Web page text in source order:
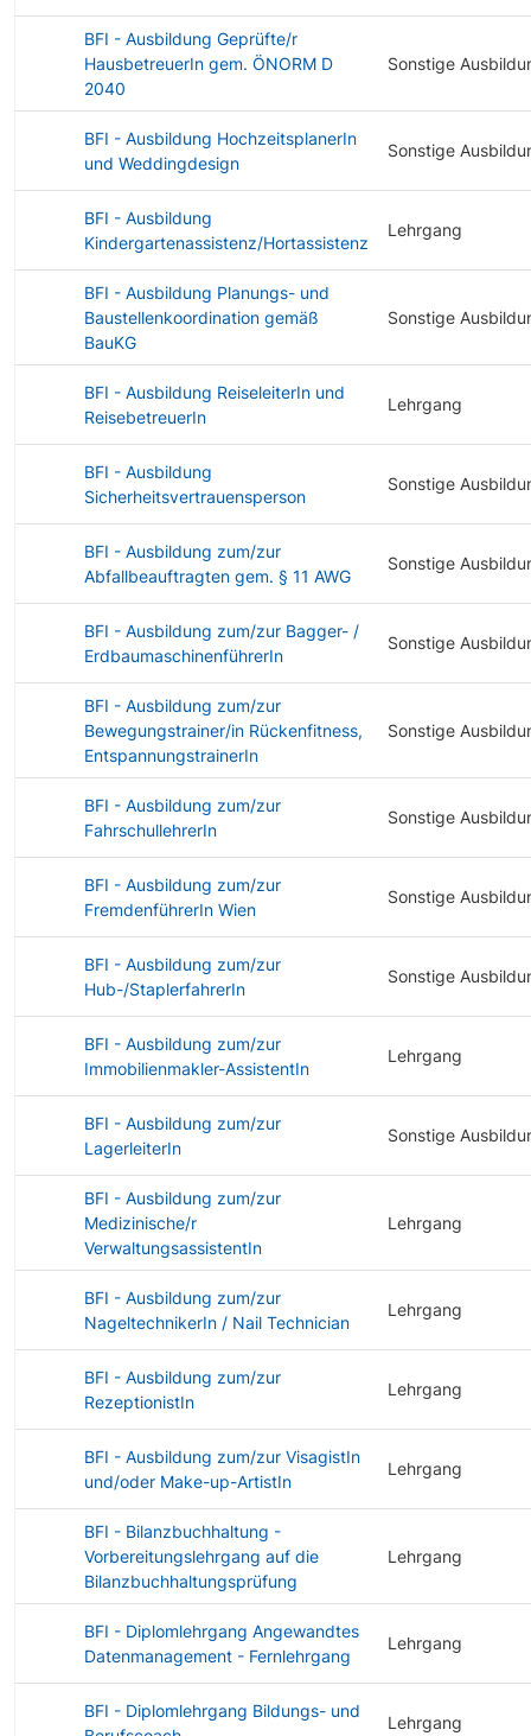
BFI - Ausbildung Geprüfte/r
HausbetreuerIn gem. ÖNORM D
2040
Sonstige
BFI - Ausbildung HochzeitsplanerIn
und Weddingdesign
Sonstige
BFI - Ausbildung
Kindergartenassistenz/Hortassistenz
Lehrgang
BFI - Ausbildung Planungs- und
Baustellenkoordination gemäß
BauKG
Sonstige
BFI - Ausbildung ReiseleiterIn und
ReisebetreuerIn
Lehrgang
BFI - Ausbildung
Sicherheitsvertrauensperson
Sonstige
BFI - Ausbildung zum/zur
Abfallbeauftragten gem. § 11 AWG
Sonstige
BFI - Ausbildung zum/zur Bagger- /
ErdbaumaschinenführerIn
Sonstige
BFI - Ausbildung zum/zur
Bewegungstrainer/in Rückenfitness,
EntspannungstrainerIn
Sonstige
BFI - Ausbildung zum/zur
FahrschullehrerIn
Sonstige
BFI - Ausbildung zum/zur
FremdenführerIn Wien
Sonstige
BFI - Ausbildung zum/zur
Hub-/StaplerfahrerIn
Sonstige
BFI - Ausbildung zum/zur
Immobilienmakler-AssistentIn
Lehrgang
BFI - Ausbildung zum/zur
LagerleiterIn
Sonstige
BFI - Ausbildung zum/zur
Medizinische/r
VerwaltungsassistentIn
Lehrgang
BFI - Ausbildung zum/zur
NageltechnikerIn / Nail Technician
Lehrgang
BFI - Ausbildung zum/zur
RezeptionistIn
Lehrgang
BFI - Ausbildung zum/zur VisagistIn
und/oder Make-up-ArtistIn
Lehrgang
BFI - Bilanzbuchhaltung -
Vorbereitungslehrgang auf die
Bilanzbuchhaltungsprüfung
Lehrgang
BFI - Diplomlehrgang Angewandtes
Datenmanagement - Fernlehrgang
Lehrgang
BFI - Diplomlehrgang Bildungs- und
Lehrgang